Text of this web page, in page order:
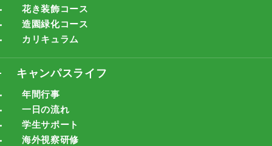
花き装飾コース
造園緑化コース
カリキュラム
キャンパスライフ
年間行事
一日の流れ
学生サポート
海外視察研修